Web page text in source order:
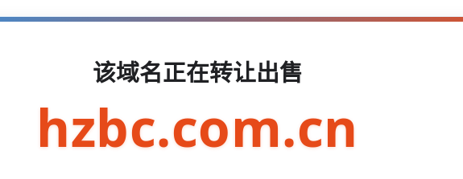
该域名正在转让出售
hzbc.com.cn